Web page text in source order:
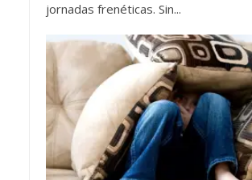
jornadas frenéticas. Sin...